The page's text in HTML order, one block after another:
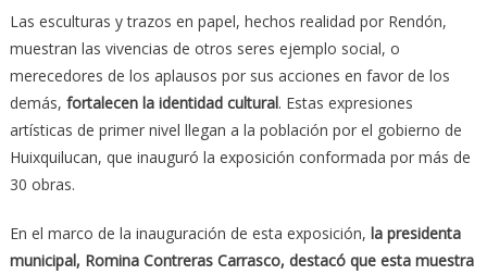
Las esculturas y trazos en papel, hechos realidad por Rendón,
muestran las vivencias de otros seres ejemplo social, o
merecedores de los aplausos por sus acciones en favor de los
demás, fortalecen la identidad cultural. Estas expresiones
artísticas de primer nivel llegan a la población por el gobierno de
Huixquilucan, que inauguró la exposición conformada por más de
30 obras.
En el marco de la inauguración de esta exposición, la presidenta
municipal, Romina Contreras Carrasco, destacó que esta muestra